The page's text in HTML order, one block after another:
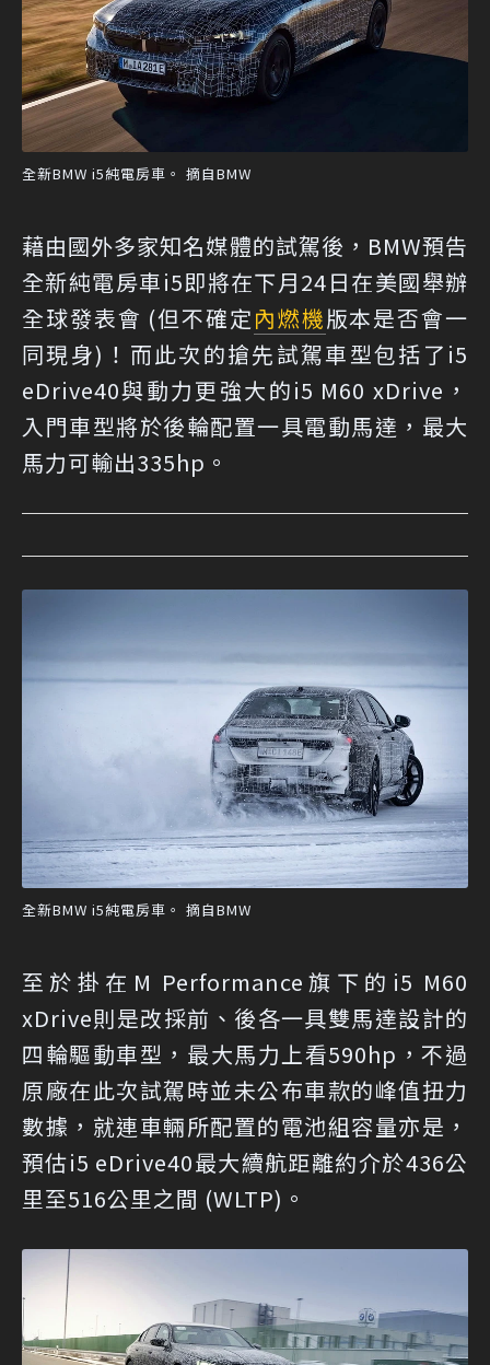
全新BMW i5純電房車。 摘自BMW
藉由國外多家知名媒體的試駕後，BMW預告
全新純電房車i5即將在下月24日在美國舉辦
全球發表會 (但不確定內燃機版本是否會一
同現身)！而此次的搶先試駕車型包括了i5
eDrive40與動力更強大的i5 M60 xDrive，
入門車型將於後輪配置一具電動馬達，最大
馬力可輸出335hp。
全新BMW i5純電房車。 摘自BMW
至於掛在M Performance旗下的i5 M60
xDrive則是改採前、後各一具雙馬達設計的
四輪驅動車型，最大馬力上看590hp，不過
原廠在此次試駕時並未公布車款的峰值扭力
數據，就連車輛所配置的電池組容量亦是，
預估i5 eDrive40最大續航距離約介於436公
里至516公里之間 (WLTP)。